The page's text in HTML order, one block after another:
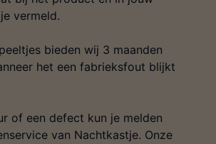
vermeld.
bieden wij 3 maanden
het een fabrieksfout blijkt
of een defect kun je melden
van Nachtkastje. Onze